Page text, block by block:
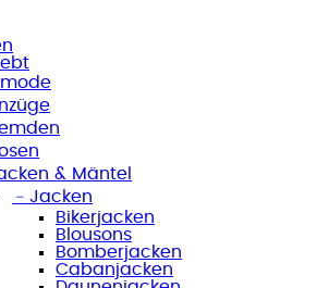
& Mäntel
﹣ Jacken
Bikerjacken
Blousons
Bomberjacken
Cabanjacken